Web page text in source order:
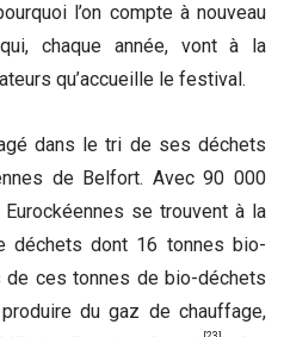
l’on compte à nouveau
chaque année, vont à la
qu’accueille le festival.
dans le tri de ses déchets
de Belfort. Avec 90 000
se trouvent à la
dont 16 tonnes bio-
de ces tonnes de bio-déchets
du gaz de chauffage,